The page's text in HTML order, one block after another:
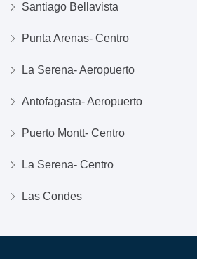
Santiago Bellavista
Punta Arenas- Centro
La Serena- Aeropuerto
Antofagasta- Aeropuerto
Puerto Montt- Centro
La Serena- Centro
Las Condes